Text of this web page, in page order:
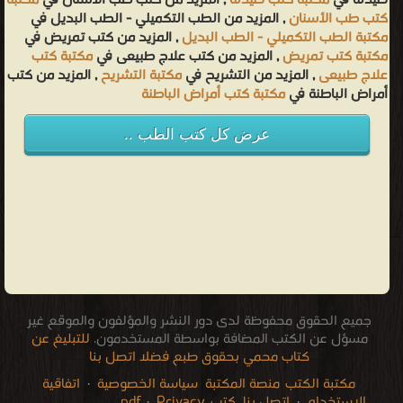
كتب طب الأسنان, المزيد من الطب التكميلي - الطب البديل في
مكتبة الطب التكميلي - الطب البديل, المزيد من كتب تمريض في
مكتبة كتب تمريض, المزيد من كتب علاج طبيعى فيمكتبة كتب
علاج طبيعى, المزيد من التشريح فيمكتبة التشريح, المزيد من كتب
أمراض الباطنة فيمكتبة كتب أمراض الباطنة
عرض كل كتب الطب ..
جميع الحقوق محفوظة لدى دور النشر والمؤلفون والموقع غير
مسؤل عن الكتب المضافة بواسطة المستخدمون. للتبليغ عن
كتاب محمي بحقوق طبع فضلا اتصل بنا
مكتبة الكتب منصة المكتبة سياسة الخصوصية · اتفاقية